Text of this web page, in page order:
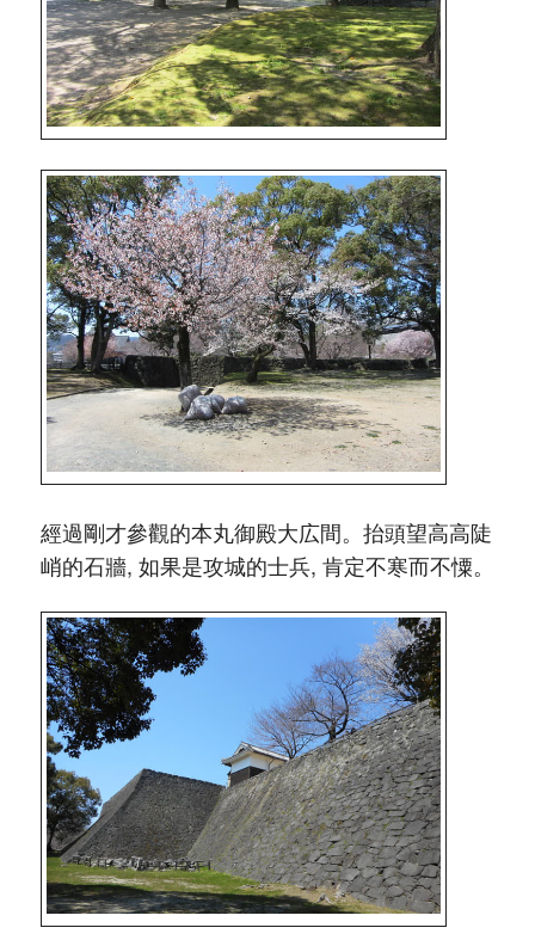
經過剛才參觀的本丸御殿大広間。抬頭望高高陡
峭的石牆, 如果是攻城的士兵, 肯定不寒而不憟。